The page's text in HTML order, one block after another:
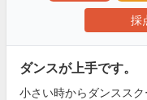
採
ダンスが上手です。
小さい時からダンスス